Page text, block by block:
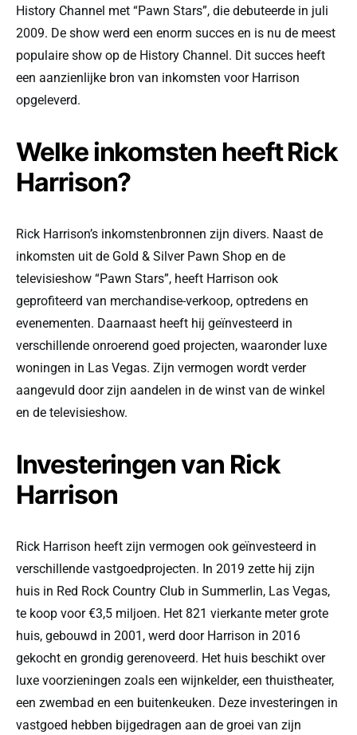
History Channel met “Pawn Stars”, die debuteerde in juli
2009. De show werd een enorm succes en is nu de meest
populaire show op de History Channel. Dit succes heeft
een aanzienlijke bron van inkomsten voor Harrison
opgeleverd.
Welke inkomsten heeft Rick
Harrison?
Rick Harrison’s inkomstenbronnen zijn divers. Naast de
inkomsten uit de Gold & Silver Pawn Shop en de
televisieshow “Pawn Stars”, heeft Harrison ook
geprofiteerd van merchandise-verkoop, optredens en
evenementen. Daarnaast heeft hij geïnvesteerd in
verschillende onroerend goed projecten, waaronder luxe
woningen in Las Vegas. Zijn vermogen wordt verder
aangevuld door zijn aandelen in de winst van de winkel
en de televisieshow.
Investeringen van Rick
Harrison
Rick Harrison heeft zijn vermogen ook geïnvesteerd in
verschillende vastgoedprojecten. In 2019 zette hij zijn
huis in Red Rock Country Club in Summerlin, Las Vegas,
te koop voor €3,5 miljoen. Het 821 vierkante meter grote
huis, gebouwd in 2001, werd door Harrison in 2016
gekocht en grondig gerenoveerd. Het huis beschikt over
luxe voorzieningen zoals een wijnkelder, een thuistheater,
een zwembad en een buitenkeuken. Deze investeringen in
vastgoed hebben bijgedragen aan de groei van zijn